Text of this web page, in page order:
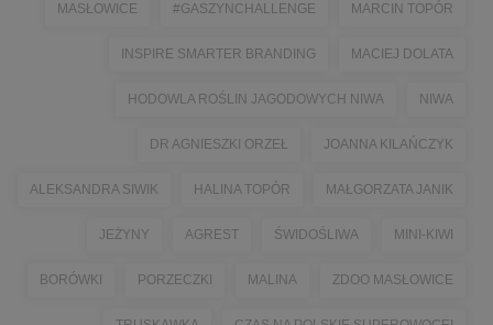
MASŁOWICE #GASZYNCHALLENGE MARCIN TOPÓR
INSPIRE SMARTER BRANDING MACIEJ DOLATA
HODOWLA ROŚLIN JAGODOWYCH NIWA NIWA
DR AGNIESZKI ORZEŁ JOANNA KILAŃCZYK
ALEKSANDRA SIWIK HALINA TOPÓR MAŁGORZATA JANIK
JEŻYNY AGREST ŚWIDOŚLIWA MINI-KIWI
BORÓWKI PORZECZKI MALINA ZDOO MASŁOWICE